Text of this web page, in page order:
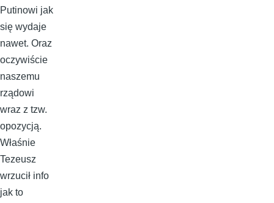
Putinowi jak
się wydaje
nawet. Oraz
oczywiście
naszemu
rządowi
wraz z tzw.
opozycją.
Właśnie
Tezeusz
wrzucił info
jak to